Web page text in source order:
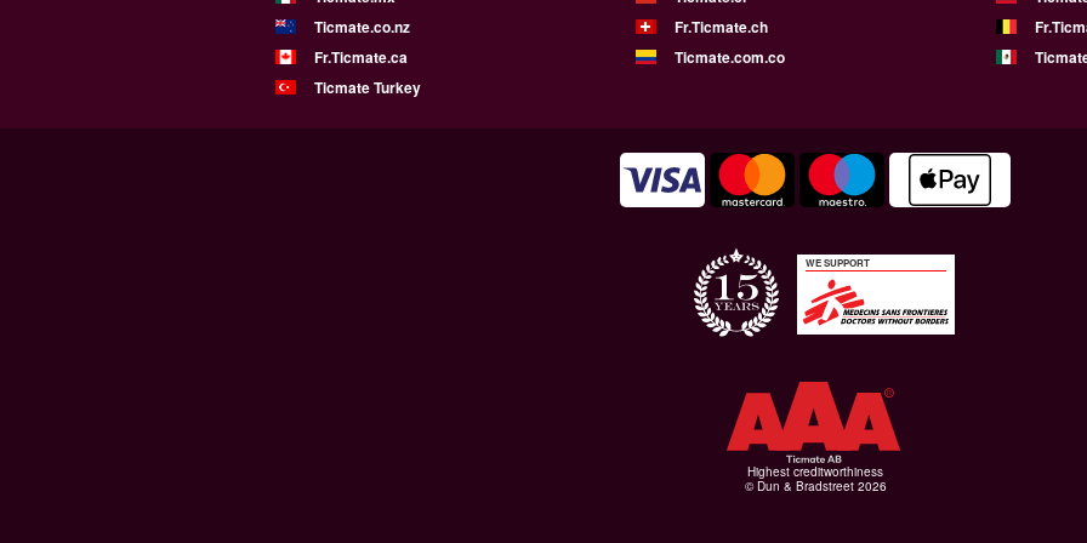
Ticmate.co.nz
Fr.Ticmate.ch
Fr.Ticmate.ca
Ticmate.com.co
Ticmate Turkey
WE SUPPORT
Highest creditworthiness
© Dun & Bradstreet 2026